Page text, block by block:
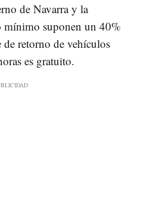
de Navarra y la
mínimo suponen un 40%
retorno de vehículos
es gratuito.